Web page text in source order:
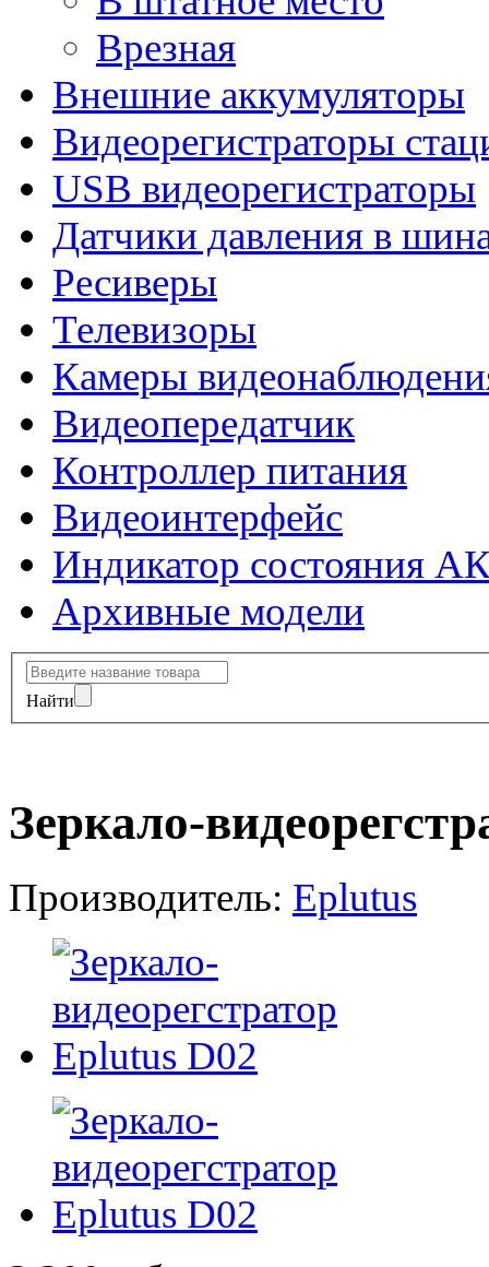
Врезная
Внешние аккумуляторы
Видеорегистраторы
USB видеорегистраторы
Датчики давления в
Ресиверы
Телевизоры
Камеры
Видеопередатчик
Контроллер питания
Видеоинтерфейс
Индикатор состояния
Архивные модели
Найти
Зеркало-
Производитель: Eplutus